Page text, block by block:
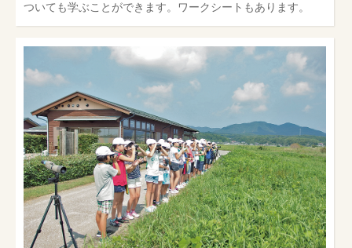
ついても学ぶことができます。ワークシートもあります。